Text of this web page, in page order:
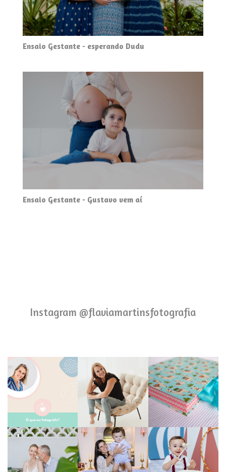
Ensaio Gestante - esperando Dudu
Ensaio Gestante - Gustavo vem aí
Instagram @flaviamartinsfotografia